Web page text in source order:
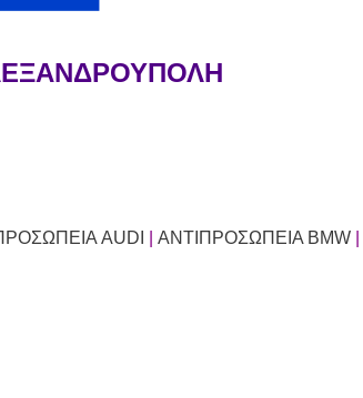
AUDI ΑΝΤΙΠΡΟΣΩΠΕΙΑ BMW|